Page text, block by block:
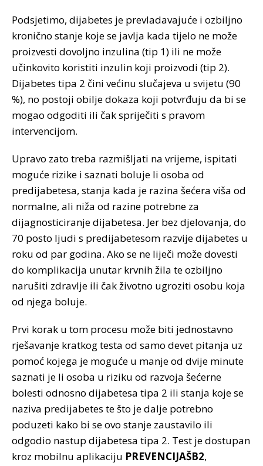
Podsjetimo, dijabetes je prevladavajuće i ozbiljno
kronično stanje koje se javlja kada tijelo ne može
proizvesti dovoljno inzulina (tip 1) ili ne može
učinkovito koristiti inzulin koji proizvodi (tip 2).
Dijabetes tipa 2 čini većinu slučajeva u svijetu (90
%), no postoji obilje dokaza koji potvrđuju da bi se
mogao odgoditi ili čak spriječiti s pravom
intervencijom.
Upravo zato treba razmišljati na vrijeme, ispitati
moguće rizike i saznati boluje li osoba od
predijabetesa, stanja kada je razina šećera viša od
normalne, ali niža od razine potrebne za
dijagnosticiranje dijabetesa. Jer bez djelovanja, do
70 posto ljudi s predijabetesom razvije dijabetes u
roku od par godina. Ako se ne liječi može dovesti
do komplikacija unutar krvnih žila te ozbiljno
narušiti zdravlje ili čak životno ugroziti osobu koja
od njega boluje.
Prvi korak u tom procesu može biti jednostavno
rješavanje kratkog testa od samo devet pitanja uz
pomoć kojega je moguće u manje od dvije minute
saznati je li osoba u riziku od razvoja šećerne
bolesti odnosno dijabetesa tipa 2 ili stanja koje se
naziva predijabetes te što je dalje potrebno
poduzeti kako bi se ovo stanje zaustavilo ili
odgodio nastup dijabetesa tipa 2. Test je dostupan
kroz mobilnu aplikaciju PREVENCIJAŠB2,